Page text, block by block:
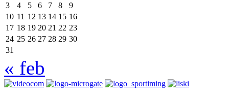
3
4 5 6 7 8
9
10 11 12 13 14 15 16
17 18 19 20 21 22 23
24 25 26 27 28 29 30
31
« feb